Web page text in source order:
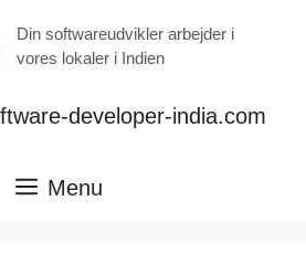
Din softwareudvikler arbejder i
vores lokaler i Indien
developer-india.com
Menu